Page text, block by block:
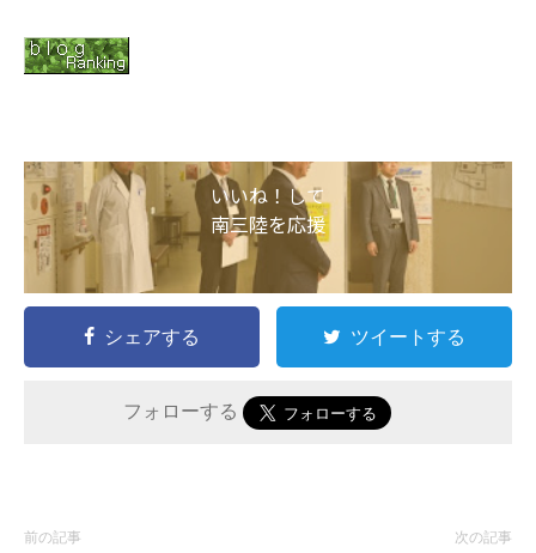
いいね！して
南三陸を応援
シェアする ツイートする
フォローする
前の記事 次の記事